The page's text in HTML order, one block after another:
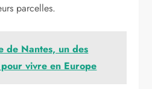
parcelles.
de Nantes, un des
vivre en Europe